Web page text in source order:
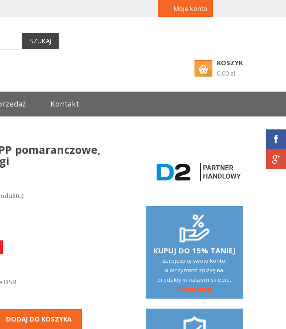
Moje konto
SZUKAJ
KOSZYK
0,00 zł
Kontakt
pomaranczowe,
DSR
DODAJ DO KOSZYKA
KUPUJ DO 15% TANIEJ
Zarejestruj swoje konto,
a otrzymasz zniżkę na
produkty w naszym sklepie.
Kliknij tutaj